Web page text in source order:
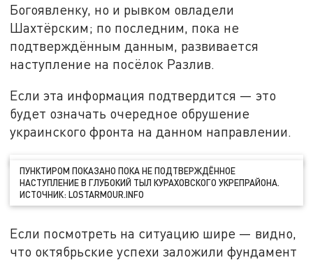
Богоявленку, но и рывком овладели
Шахтёрским; по последним, пока не
подтверждённым данным, развивается
наступление на посёлок Разлив.
Если эта информация подтвердится — это
будет означать очередное обрушение
украинского фронта на данном направлении.
ПУНКТИРОМ ПОКАЗАНО ПОКА НЕ ПОДТВЕРЖДЁННОЕ
НАСТУПЛЕНИЕ В ГЛУБОКИЙ ТЫЛ КУРАХОВСКОГО УКРЕПРАЙОНА.
ИСТОЧНИК: LOSTARMOUR.INFO
Если посмотреть на ситуацию шире — видно,
что октябрьские успехи заложили фундамент